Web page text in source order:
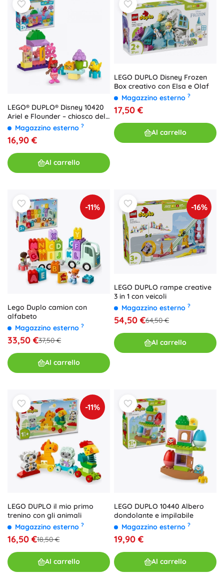
LEGO® DUPLO® Disney 10420
Ariel e Flounder – chiosco del
caffèMagazzino esterno ?
16,90 €
Al carrello
LEGO DUPLO Disney Frozen
Box creativo con Elsa e Olaf
Magazzino esterno ?
17,50 €
Al carrello
-11%
Lego Duplo camion con
alfabeto
Magazzino esterno ?
33,50 €37,50 €
Al carrello
-16%
LEGO DUPLO rampe creative
3 in 1 con veicoli
Magazzino esterno ?
54,50 €64,50 €
Al carrello
-11%
LEGO DUPLO il mio primo
trenino con gli animali
Magazzino esterno ?
16,50 €18,50 €
Al carrello
LEGO DUPLO 10440 Albero
dondolante e impilabile
Magazzino esterno ?
19,90 €
Al carrello